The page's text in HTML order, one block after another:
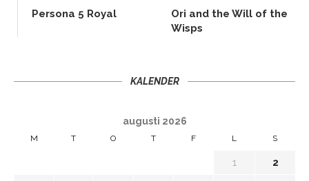
Persona 5 Royal
Ori and the Will of the
Wisps
KALENDER
augusti 2026
M T O T F L S
1
2